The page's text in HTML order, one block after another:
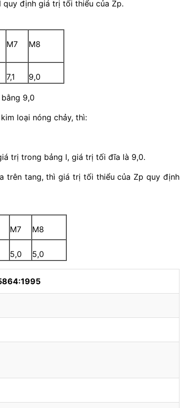
quy định giá trị tối thiểu của Zp.
M7 M8
7,1 9,0
9,0
loại nóng chảy, thì:
trị trong bảng l, giá trị tối đĩa là 9,0.
trên tang, thì giá trị tối thiểu của Zp quy định
M7 M8
5,0 5,0